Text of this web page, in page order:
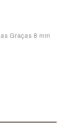
Graças 8 mm